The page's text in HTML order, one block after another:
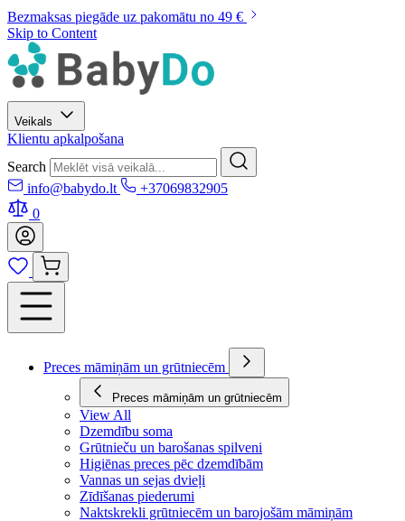
Bezmaksas piegāde uz pakomātu no 49 €
Skip to Content
Veikals
Klientu apkalpošana
Search
info@babydo.lt
+37069832905
0
Preces māmiņām un grūtniecēm
Preces māmiņām un grūtniecēm
View All
Dzemdību soma
Grūtnieču un barošanas spilveni
Higiēnas preces pēc dzemdībām
Vannas un sejas dvieļi
Zīdīšanas piederumi
Naktskrekli grūtniecēm un barojošām māmiņām